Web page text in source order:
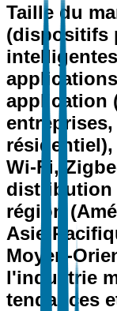
Taille du
(dispositifs
application
Wi-Fi,
distribution
région
Asie-
Moyen-
l'industrie
tendances